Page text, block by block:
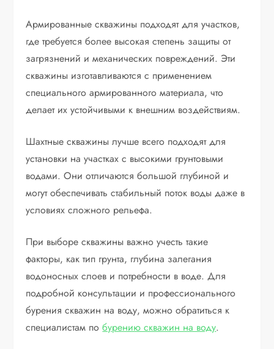
Армированные скважины подходят для участков,
где требуется более высокая степень защиты от
загрязнений и механических повреждений. Эти
скважины изготавливаются с применением
специального армированного материала, что
делает их устойчивыми к внешним воздействиям.
Шахтные скважины лучше всего подходят для
установки на участках с высокими грунтовыми
водами. Они отличаются большой глубиной и
могут обеспечивать стабильный поток воды даже в
условиях сложного рельефа.
При выборе скважины важно учесть такие
факторы, как тип грунта, глубина залегания
водоносных слоев и потребности в воде. Для
подробной консультации и профессионального
бурения скважин на воду, можно обратиться к
специалистам побурению скважин на воду.